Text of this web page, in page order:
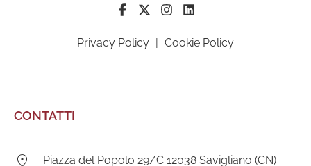
Privacy Policy | Cookie Policy
CONTATTI
Indirizzo:
Piazza del Popolo 29/C 12038 Savigliano (CN)